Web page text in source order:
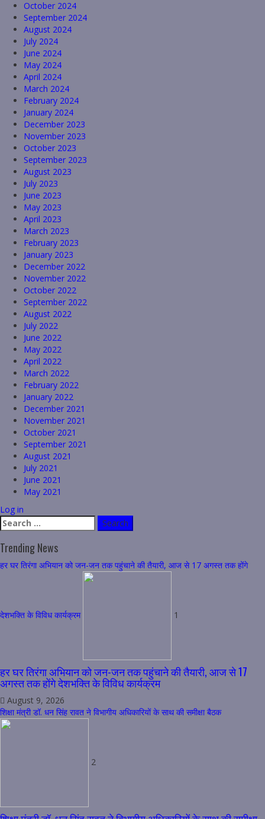
October 2024
September 2024
August 2024
July 2024
June 2024
May 2024
April 2024
March 2024
February 2024
January 2024
December 2023
November 2023
October 2023
September 2023
August 2023
July 2023
June 2023
May 2023
April 2023
March 2023
February 2023
January 2023
December 2022
November 2022
October 2022
September 2022
August 2022
July 2022
June 2022
May 2022
April 2022
March 2022
February 2022
January 2022
December 2021
November 2021
October 2021
September 2021
August 2021
July 2021
June 2021
May 2021
Log in
Search
for:
Trending News
हर घर तिरंगा अभियान को जन-जन तक पहुंचाने की तैयारी, आज से 17 अगस्त तक होंगे
देशभक्ति के विविध कार्यक्रम 1
हर घर तिरंगा अभियान को जन-जन तक पहुंचाने की तैयारी, आज से 17
अगस्त तक होंगे देशभक्ति के विविध कार्यक्रम
August 9, 2026
शिक्षा मंत्री डॉ. धन सिंह रावत ने विभागीय अधिकारियों के साथ की समीक्षा बैठक
2